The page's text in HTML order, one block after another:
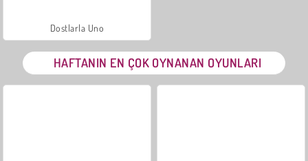
Dostlarla Uno
HAFTANIN EN ÇOK OYNANAN OYUNLARI